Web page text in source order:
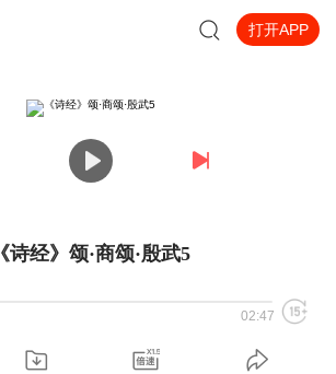
打开APP
《诗经》颂·商颂·殷武5
02:47